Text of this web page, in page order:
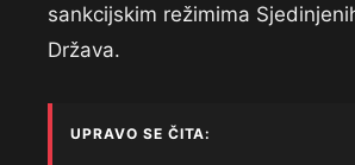
sankcijskim režimima
Država.
UPRAVO SE ČITA: